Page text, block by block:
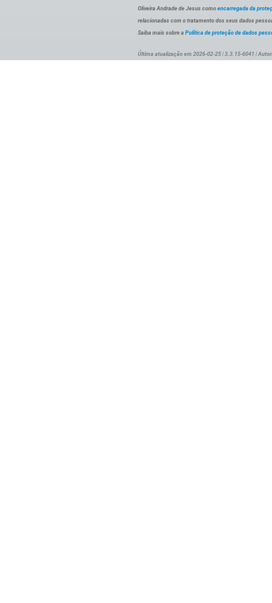
Oliveira Andrade de Jesus como encarregada da
relacionadas com o tratamento dos seus dados
Saiba mais sobre a Política de proteção de dados
Última atualização em 2026-02-25 | 3.3.15-6041 |